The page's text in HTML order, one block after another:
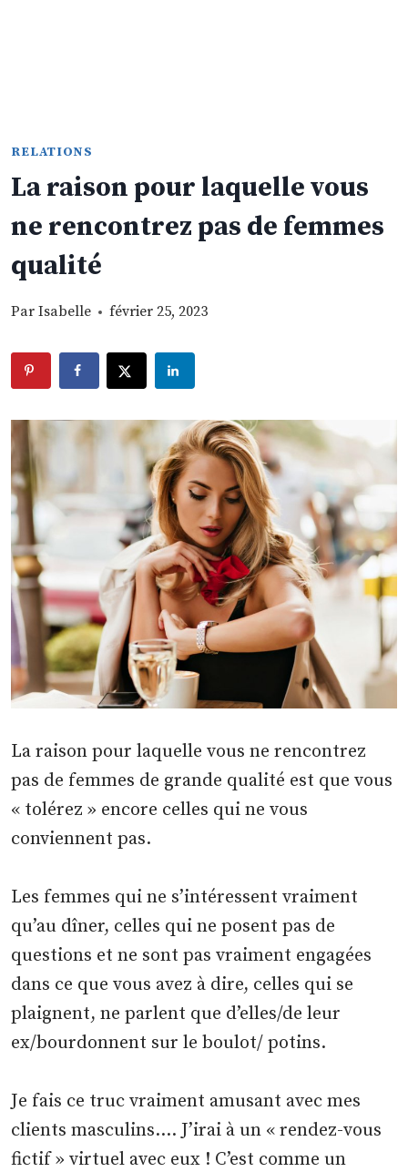
RELATIONS
La raison pour laquelle vous
ne rencontrez pas de femmes
qualité
Par Isabelle février 25, 2023
La raison pour laquelle vous ne rencontrez
pas de femmes de grande qualité est que vous
« tolérez » encore celles qui ne vous
conviennent pas.
Les femmes qui ne s’intéressent vraiment
qu’au dîner, celles qui ne posent pas de
questions et ne sont pas vraiment engagées
dans ce que vous avez à dire, celles qui se
plaignent, ne parlent que d’elles/de leur
ex/bourdonnent sur le boulot/ potins.
Je fais ce truc vraiment amusant avec mes
clients masculins…. J’irai à un « rendez-vous
fictif » virtuel avec eux ! C’est comme un